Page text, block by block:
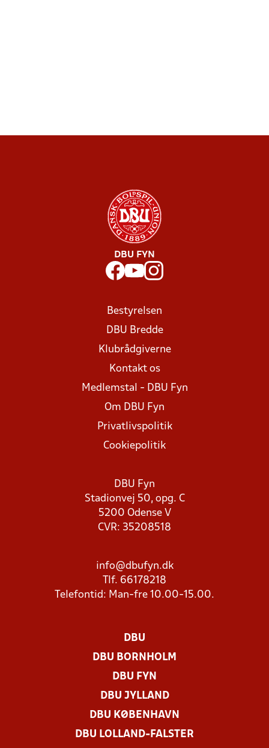
DBU FYN
Bestyrelsen
DBU Bredde
Klubrådgiverne
Kontakt os
Medlemstal - DBU Fyn
Om DBU Fyn
Privatlivspolitik
Cookiepolitik
DBU Fyn
Stadionvej 50, opg. C
5200 Odense V
CVR: 35208518
info@dbufyn.dk
Tlf. 66178218
Telefontid: Man-fre 10.00-15.00.
DBU
DBU BORNHOLM
DBU FYN
DBU JYLLAND
DBU KØBENHAVN
DBU LOLLAND-FALSTER